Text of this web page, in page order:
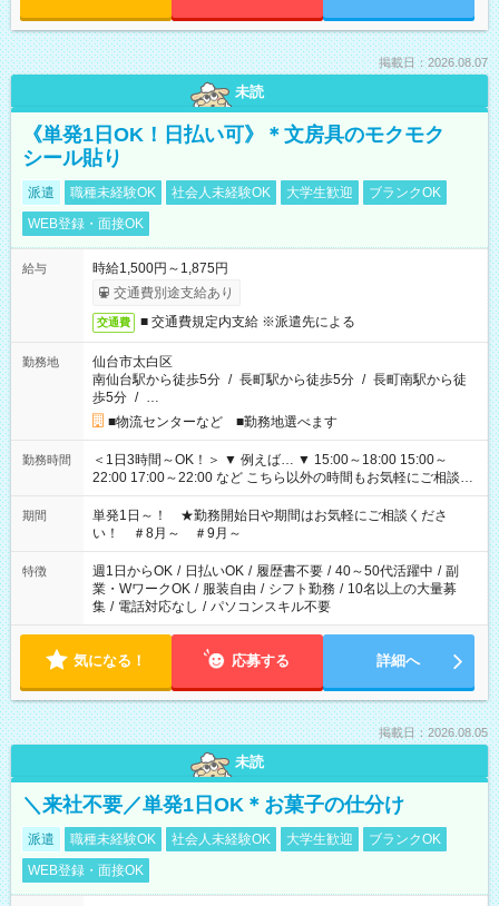
掲載日：2026.08.07
未読
《単発1日OK！日払い可》＊文房具のモクモク
シール貼り
派遣 職種未経験OK 社会人未経験OK 大学生歓迎
ブランクOK
WEB登録・面接OK
給与
時給1,500円～1,875円
交通費別途支給あり
交通費 ■ 交通費規定内支給 ※派遣先による
勤務地
仙台市太白区
南仙台駅から徒歩5分 / 長町駅から徒歩5分 / 長町南駅から徒
歩5分 / …
■物流センターなど ■勤務地選べます
勤務時間
＜1日3時間～OK！＞ ▼ 例えば… ▼ 15:00～18:00 15:00～
22:00 17:00～22:00 など こちら以外の時間もお気軽にご相談く
ださい！
期間
単発1日～！ ★勤務開始日や期間はお気軽にご相談くださ
い！ ＃8月～ ＃9月～
特徴 週1日からOK / 日払いOK / 履歴書不要 / 40～50代活躍中 / 副
業・WワークOK / 服装自由 / シフト勤務 / 10名以上の大量募
集 / 電話対応なし / パソコンスキル不要
気になる！ 応募する 詳細へ
掲載日：2026.08.05
未読
＼来社不要／単発1日OK＊お菓子の仕分け
派遣 職種未経験OK 社会人未経験OK 大学生歓迎
ブランクOK
WEB登録・面接OK